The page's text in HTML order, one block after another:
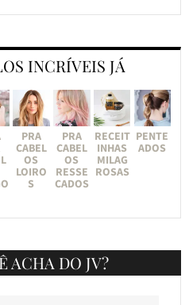
INCRÍVEIS JÁ
PRA
CABEL
OS
LOIRO
S
PRA
CABEL
OS
RESSE
CADOS
RECEIT
INHAS
MILAG
ROSAS
PENTE
ADOS
ACHA DO JV?